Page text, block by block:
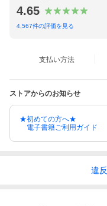
4.65
4,567件の評価を見る
支払い方法
ストアからのお知らせ
★初めての方へ★
電子書籍ご利用ガイド
違反